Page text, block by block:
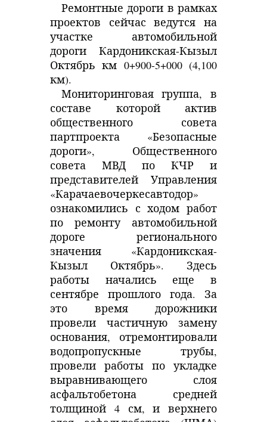
Ремонтные дороги в рамках
проектов сейчас ведутся на
участке автомобильной
дороги Кардоникская-Кызыл
Октябрь км 0+900-5+000 (4,100
км).
Мониторинговая группа, в
составе которой актив
общественного совета
партпроекта «Безопасные
дороги», Общественного
совета МВД по КЧР и
представителей Управления
«Карачаевочеркесавтодор»
ознакомились с ходом работ
по ремонту автомобильной
дороге регионального
значения «Кардоникская-
Кызыл Октябрь». Здесь
работы начались еще в
сентябре прошлого года. За
это время дорожники
провели частичную замену
основания, отремонтировали
водопропускные трубы,
провели работы по укладке
выравнивающего слоя
асфальтобетона средней
толщиной 4 см, и верхнего